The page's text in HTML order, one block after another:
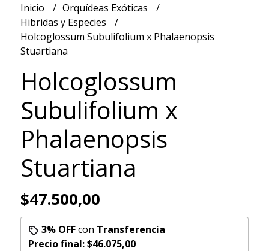
Inicio
Orquídeas Exóticas
Hibridas y Especies
Holcoglossum Subulifolium x Phalaenopsis
Stuartiana
Holcoglossum
Subulifolium x
Phalaenopsis
Stuartiana
$47.500,00
3% OFFcon Transferencia
Precio final:$46.075,00